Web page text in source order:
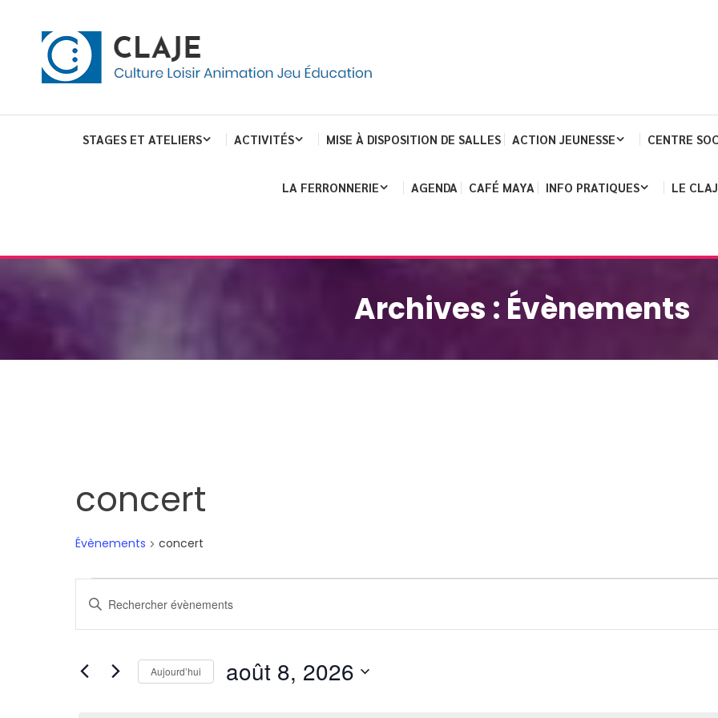
Claje
STAGES ET ATELIERS ACTIVITÉS MISE À DISPOSITION DE SALLES ACTION JEUNESSE CENTRE
LA FERRONNERIE AGENDA CAFÉ MAYA INFO PRATIQUES LE
Archives : Évènements
concert
Évènements concert
Évènements
for
août
8,
Recherche
et
navigation
de
Saisir
Rechercher
Évènements
Aujourd’hui août 8, 2026